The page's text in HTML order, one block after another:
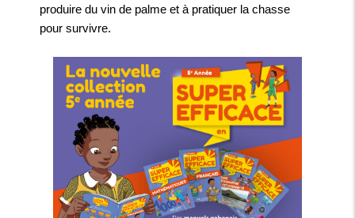
produire du vin de palme et à pratiquer la chasse
pour survivre.